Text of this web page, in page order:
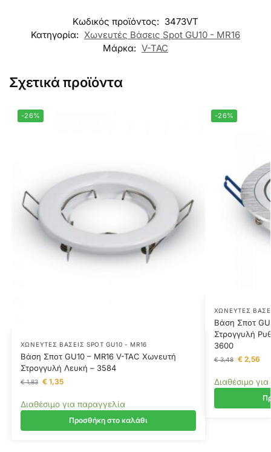
Κωδικός προϊόντος: 3473VT
Κατηγορία: Χωνευτές Βάσεις Spot GU10 - MR16
Μάρκα: V-TAC
Σχετικά προϊόντα
-26%
ΧΩΝΕΥΤΈΣ ΒΆΣΕΙΣ SPOT GU10 - MR16
Βάση Σποτ GU10 – MR16 V-TAC Χωνευτή
Στρογγυλή Λευκή – 3584
€1,83 €1,35
Διαθέσιμο για παραγγελία
Προσθήκη στο καλάθι
-26%
ΧΩΝΕΥΤΈΣ
Βάση Σποτ
Στρογγυλή
3600
€3,48 €2,56
Διαθέσιμο